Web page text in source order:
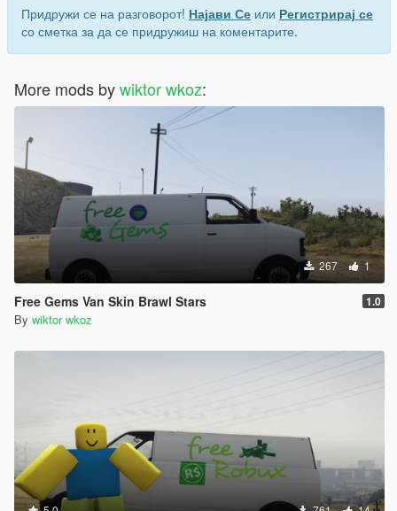
Придружи се на разговорот! Најави Се или Регистрирај се
со сметка за да се придружиш на коментарите.
More mods bywiktor wkoz:
267 1
Free Gems Van Skin Brawl Stars 1.0
By wiktor wkoz